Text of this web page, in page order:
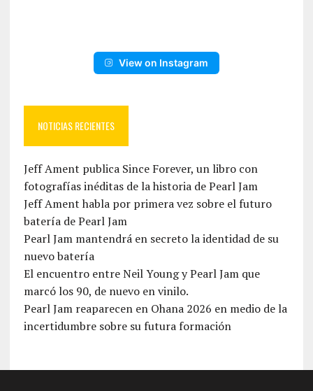
View on Instagram
NOTICIAS RECIENTES
Jeff Ament publica Since Forever, un libro con
fotografías inéditas de la historia de Pearl Jam
Jeff Ament habla por primera vez sobre el futuro
batería de Pearl Jam
Pearl Jam mantendrá en secreto la identidad de su
nuevo batería
El encuentro entre Neil Young y Pearl Jam que
marcó los 90, de nuevo en vinilo.
Pearl Jam reaparecen en Ohana 2026 en medio de la
incertidumbre sobre su futura formación